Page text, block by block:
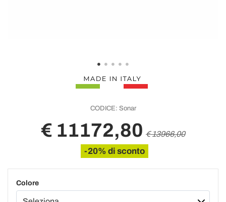
CODICE: Sonar
€ 11172,80 € 13966,00
-20% di sconto
Colore